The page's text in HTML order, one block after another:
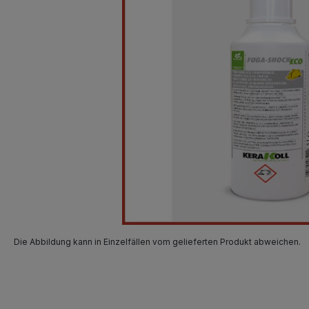
Die Abbildung kann in Einzelfällen vom gelieferten Produkt abweichen.